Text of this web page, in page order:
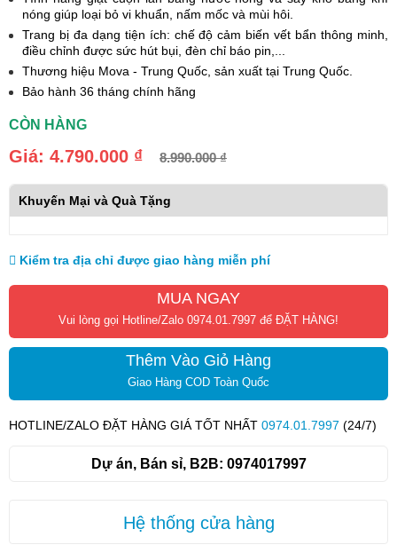
nóng giúp loại bỏ vi khuẩn, nấm mốc và mùi hôi.
Trang bị đa dạng tiện ích: chế độ cảm biến vết bẩn thông minh,
điều chỉnh được sức hút bụi, đèn chỉ báo pin,...
Thương hiệu Mova - Trung Quốc, sản xuất tại Trung Quốc.
Bảo hành 36 tháng chính hãng
CÒN HÀNG
Giá: 4.790.000 ₫ 8.990.000 ₫
Khuyến Mại và Quà Tặng
Kiểm tra địa chỉ được giao hàng miễn phí
MUA NGAY
Vui lòng gọi Hotline/Zalo 0974.01.7997 để ĐẶT HÀNG!
Thêm Vào Giỏ Hàng
Giao Hàng COD Toàn Quốc
HOTLINE/ZALO ĐẶT HÀNG GIÁ TỐT NHẤT 0974.01.7997 (24/7)
Dự án, Bán sỉ, B2B: 0974017997
Hệ thống cửa hàng